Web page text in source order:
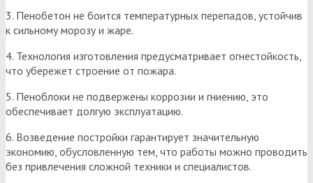
3. Пенобетон не боится температурных перепадов, устойчив
к сильному морозу и жаре.
4. Технология изготовления предусматривает огнестойкость,
что убережет строение от пожара.
5. Пеноблоки не подвержены коррозии и гниению, это
обеспечивает долгую эксплуатацию.
6. Возведение постройки гарантирует значительную
экономию, обусловленную тем, что работы можно проводить
без привлечения сложной техники и специалистов.